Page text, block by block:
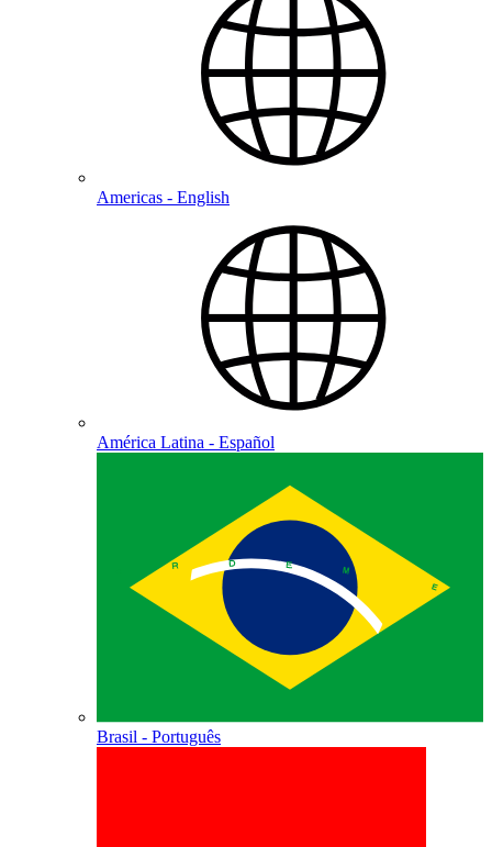
Americas - English
América Latina - Español
Brasil - Português